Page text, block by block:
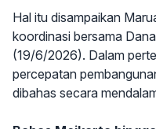
Hal itu disampaikan
koordinasi bersama
(19/6/2026). Dalam
percepatan
dibahas secara